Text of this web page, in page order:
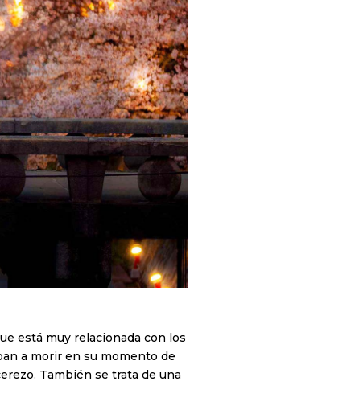
está muy relacionada con los
a morir en su momento de
También se trata de una